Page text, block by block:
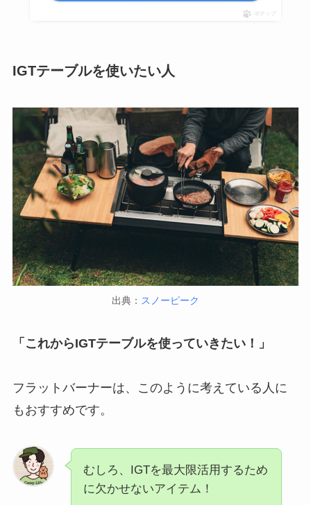
ポチップ
IGTテーブルを使いたい人
出典： スノーピーク
「これからIGTテーブルを使っていきたい！」
フラットバーナーは、このように考えている人に
もおすすめです。
むしろ、IGTを最大限活用するため
に欠かせないアイテム！